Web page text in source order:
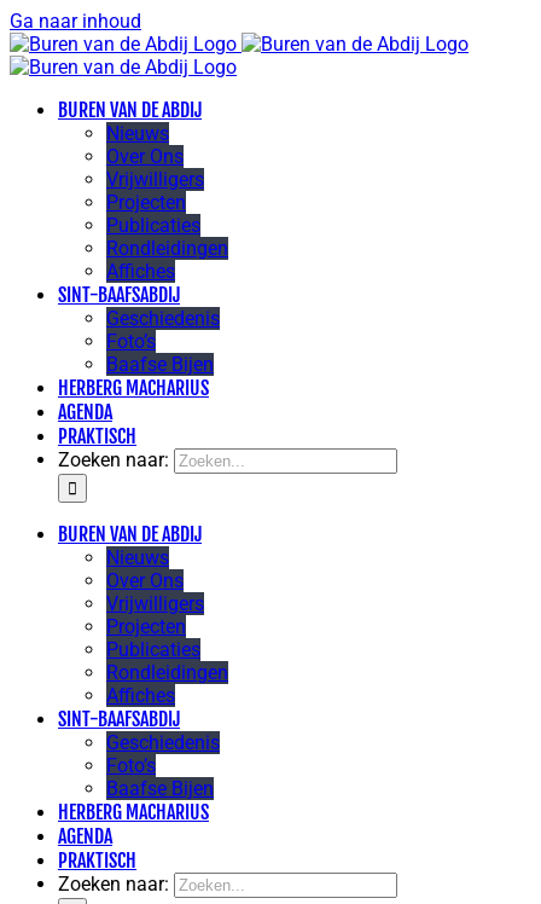
Ga naar inhoud
BUREN VAN DE ABDIJ
Nieuws
Over Ons
Vrijwilligers
Projecten
Publicaties
Rondleidingen
Affiches
SINT-BAAFSABDIJ
Geschiedenis
Foto’s
Baafse Bijen
HERBERG MACHARIUS
AGENDA
PRAKTISCH
Zoeken naar:
BUREN VAN DE ABDIJ
Nieuws
Over Ons
Vrijwilligers
Projecten
Publicaties
Rondleidingen
Affiches
SINT-BAAFSABDIJ
Geschiedenis
Foto’s
Baafse Bijen
HERBERG MACHARIUS
AGENDA
PRAKTISCH
Zoeken naar: